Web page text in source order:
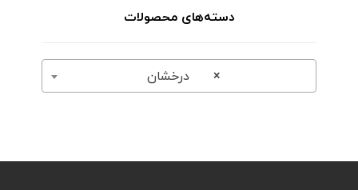
دسته‌های محصولات
× درخشان